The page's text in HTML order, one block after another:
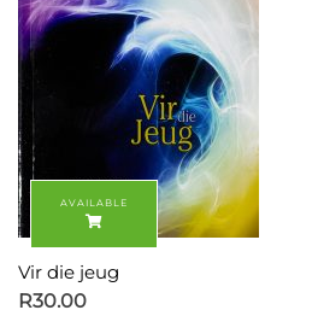
Vir die jeug
R30.00